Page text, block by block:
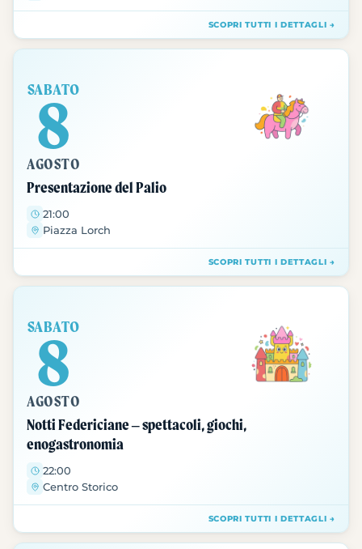
SCOPRI TUTTI I DETTAGLI →
SABATO
8
AGOSTO
Presentazione del Palio
21:00
Piazza Lorch
SCOPRI TUTTI I DETTAGLI →
SABATO
8
AGOSTO
Notti Federiciane – spettacoli, giochi,
enogastronomia
22:00
Centro Storico
SCOPRI TUTTI I DETTAGLI →